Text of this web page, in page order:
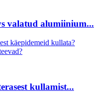
valatud alumiinium...
kullamist...